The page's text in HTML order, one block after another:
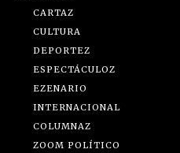
CARTAZ
CULTURA
DEPORTEZ
ESPECTÁCULOZ
EZENARIO
INTERNACIONAL
COLUMNAZ
ZOOM POLÍTICO